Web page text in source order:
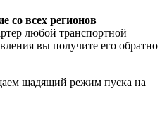
со всех регионов
любой транспортной
вы получите его обратно
щадящий режим пуска на